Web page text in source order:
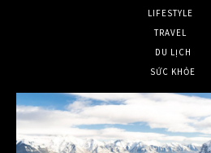
LIFESTYLE
TRAVEL
DU LỊCH
SỨC KHỎE